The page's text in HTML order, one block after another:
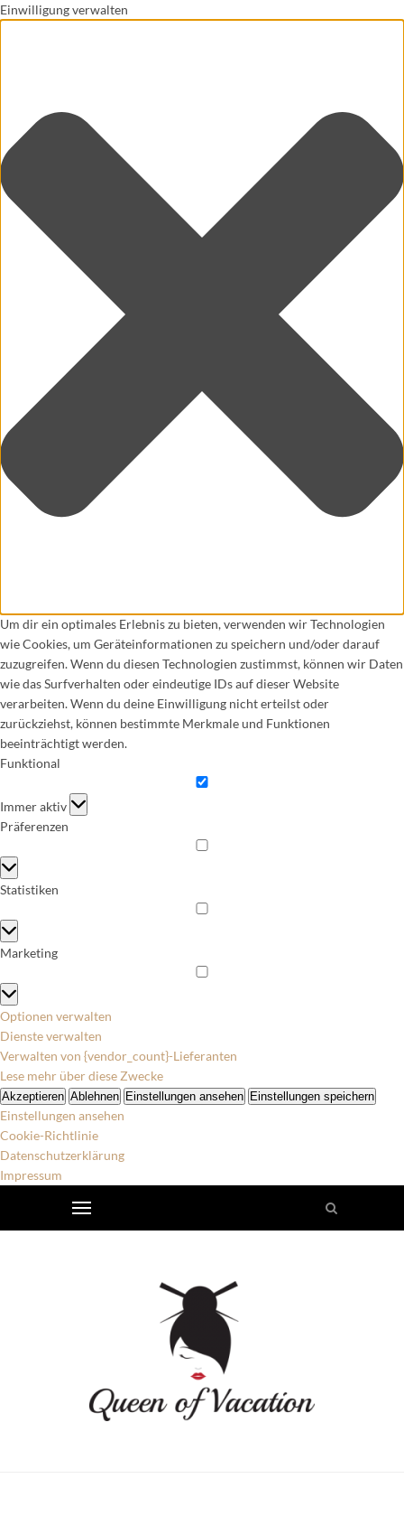
Einwilligung verwalten
Um dir ein optimales Erlebnis zu bieten, verwenden wir Technologien
wie Cookies, um Geräteinformationen zu speichern und/oder darauf
zuzugreifen. Wenn du diesen Technologien zustimmst, können wir Daten
wie das Surfverhalten oder eindeutige IDs auf dieser Website
verarbeiten. Wenn du deine Einwilligung nicht erteilst oder
zurückziehst, können bestimmte Merkmale und Funktionen
beeinträchtigt werden.
Funktional
Funktional
Immer aktiv
Präferenzen
Präferenzen
Statistiken
Statistiken
Marketing
Marketing
Optionen verwalten
Dienste verwalten
Verwalten von {vendor_count}-Lieferanten
Lese mehr über diese Zwecke
Akzeptieren Ablehnen Einstellungen ansehen Einstellungen speichern
Einstellungen ansehen
Cookie-Richtlinie
Datenschutzerklärung
Impressum